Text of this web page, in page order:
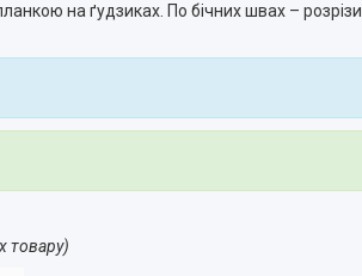
на ґудзиках. По бічних швах – розрізи.
товару)